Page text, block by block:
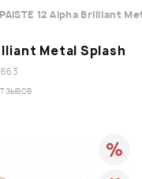
12 Alpha Brilliant
Metal Splash